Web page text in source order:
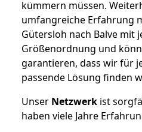
kümmern müssen.
umfangreiche Erfahrung
Gütersloh nach Balve mit
Größenordnung und
garantieren, dass wir für
passende Lösung finden
Unser Netzwerk ist
haben viele Jahre